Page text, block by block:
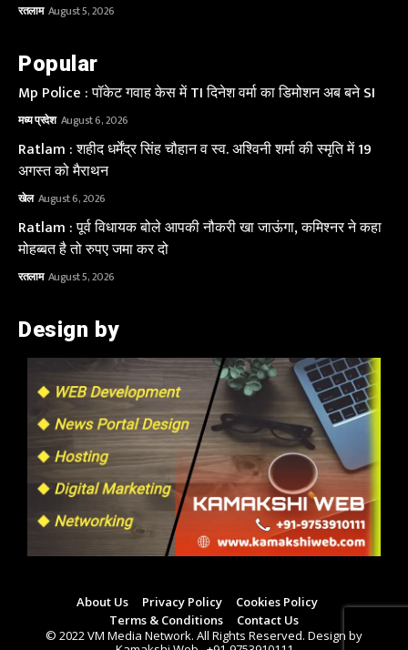
रतलाम August 5, 2026
Popular
Mp Police : पॉकेट गवाह केस में TI दिनेश वर्मा का डिमोशन अब बने SI
मध्य प्रदेश August 6, 2026
Ratlam : शहीद धर्मेंद्र सिंह चौहान व स्व. अश्विनी शर्मा की स्मृति में 19
अगस्त को मैराथन
खेल August 6, 2026
Ratlam : पूर्व विधायक बोले आपकी नौकरी खा जाऊंगा, कमिश्नर ने कहा
मोहब्बत है तो रुपए जमा कर दो
रतलाम August 5, 2026
Design by
About Us Privacy Policy
Cookies Policy
Terms & Conditions
Contact Us
© 2022 VM Media Network. All Rights Reserved. Design by